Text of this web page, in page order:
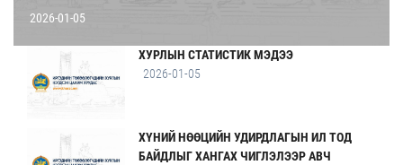
2026-01-05
ХУРЛЫН СТАТИСТИК МЭДЭЭ
2026-01-05
ХҮНИЙ НӨӨЦИЙН УДИРДЛАГЫН ИЛ ТОД
БАЙДЛЫГ ХАНГАХ ЧИГЛЭЛЭЭР АВЧ